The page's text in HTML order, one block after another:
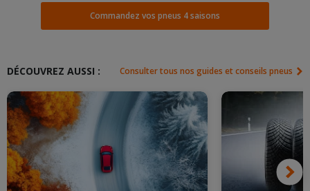
Commandez vos pneus 4 saisons
DÉCOUVREZ AUSSI : Consulter tous nos guides et conseils pneus